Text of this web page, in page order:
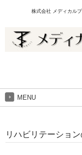
株式会社 メディカル
MENU
リハビリテーショ